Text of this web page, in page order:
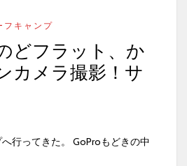
フキャンプ
どフラット、か
カメラ撮影！サ
行ってきた。 GoProもどきの中